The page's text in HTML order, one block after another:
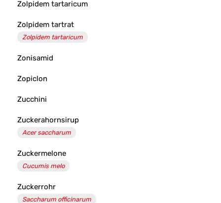
Zolpidem tartaricum
Zolpidem tartrat
Zolpidem tartaricum
Zonisamid
Zopiclon
Zucchini
Zuckerahornsirup
Acer saccharum
Zuckermelone
Cucumis melo
Zuckerrohr
Saccharum officinarum